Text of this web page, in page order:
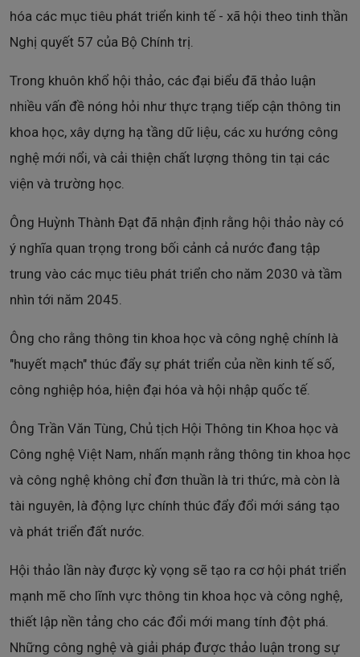
hóa các mục tiêu phát triển kinh tế - xã hội theo tinh thần
Nghị quyết 57 của Bộ Chính trị.
Trong khuôn khổ hội thảo, các đại biểu đã thảo luận
nhiều vấn đề nóng hỏi như thực trạng tiếp cận thông tin
khoa học, xây dựng hạ tầng dữ liệu, các xu hướng công
nghệ mới nổi, và cải thiện chất lượng thông tin tại các
viện và trường học.
Ông Huỳnh Thành Đạt đã nhận định rằng hội thảo này có
ý nghĩa quan trọng trong bối cảnh cả nước đang tập
trung vào các mục tiêu phát triển cho năm 2030 và tầm
nhìn tới năm 2045.
Ông cho rằng thông tin khoa học và công nghệ chính là
"huyết mạch" thúc đẩy sự phát triển của nền kinh tế số,
công nghiệp hóa, hiện đại hóa và hội nhập quốc tế.
Ông Trần Văn Tùng, Chủ tịch Hội Thông tin Khoa học và
Công nghệ Việt Nam, nhấn mạnh rằng thông tin khoa học
và công nghệ không chỉ đơn thuần là tri thức, mà còn là
tài nguyên, là động lực chính thúc đẩy đổi mới sáng tạo
và phát triển đất nước.
Hội thảo lần này được kỳ vọng sẽ tạo ra cơ hội phát triển
mạnh mẽ cho lĩnh vực thông tin khoa học và công nghệ,
thiết lập nền tảng cho các đổi mới mang tính đột phá.
Những công nghệ và giải pháp được thảo luận trong sự